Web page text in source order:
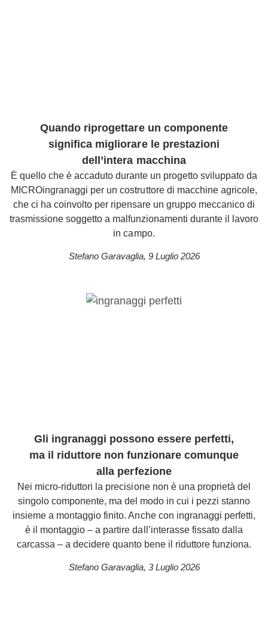
Quando riprogettare un componente
significa migliorare le prestazioni
dell’intera macchina
È quello che è accaduto durante un progetto sviluppato da
MICROingranaggi per un costruttore di macchine agricole,
che ci ha coinvolto per ripensare un gruppo meccanico di
trasmissione soggetto a malfunzionamenti durante il lavoro
in campo.
Stefano Garavaglia, 9 Luglio 2026
Gli ingranaggi possono essere perfetti,
ma il riduttore non funzionare comunque
alla perfezione
Nei micro-riduttori la precisione non è una proprietà del
singolo componente, ma del modo in cui i pezzi stanno
insieme a montaggio finito. Anche con ingranaggi perfetti,
è il montaggio – a partire dall’interasse fissato dalla
carcassa – a decidere quanto bene il riduttore funziona.
Stefano Garavaglia, 3 Luglio 2026